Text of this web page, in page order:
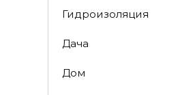
Гидроизоляция
Дача
Дом